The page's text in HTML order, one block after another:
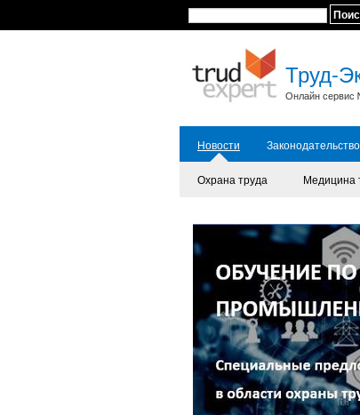
Труд-
Онлайн сервис
Новости Законодательство
Охрана труда
Медицина